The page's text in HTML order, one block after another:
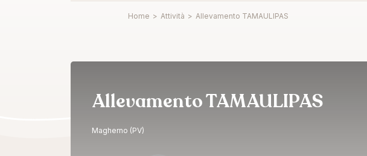
Home > Attività > Allevamento TAMAULIPAS
Allevamento TAMAULIPAS
Magherno (PV)